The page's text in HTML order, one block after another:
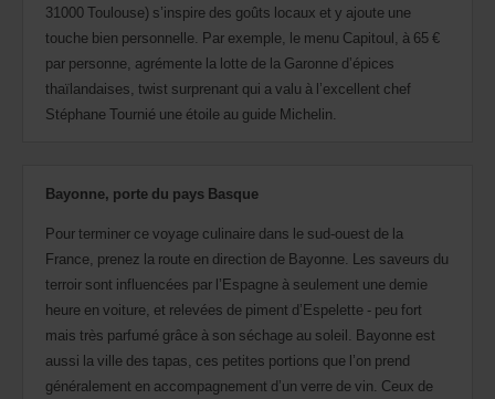
31000 Toulouse) s’inspire des goûts locaux et y ajoute une
touche bien personnelle. Par exemple, le menu Capitoul, à 65 €
par personne, agrémente la lotte de la Garonne d’épices
thaïlandaises, twist surprenant qui a valu à l’excellent chef
Stéphane Tournié une étoile au guide Michelin.
Bayonne, porte du pays Basque
Pour terminer ce voyage culinaire dans le sud-ouest de la
France, prenez la route en direction de Bayonne. Les saveurs du
terroir sont influencées par l’Espagne à seulement une demie
heure en voiture, et relevées de piment d’Espelette - peu fort
mais très parfumé grâce à son séchage au soleil. Bayonne est
aussi la ville des tapas, ces petites portions que l’on prend
généralement en accompagnement d’un verre de vin. Ceux de